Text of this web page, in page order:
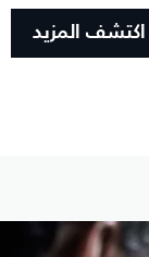
اكتشف المزيد